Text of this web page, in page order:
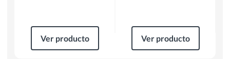
Ver producto Ver producto